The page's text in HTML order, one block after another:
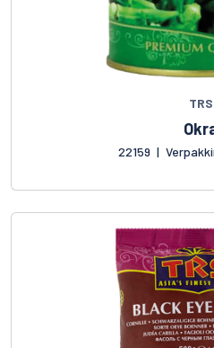
TRS
22159 |